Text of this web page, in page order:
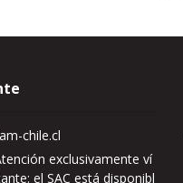
chile.cl
exclusivamente ví
el SAC está disponibl